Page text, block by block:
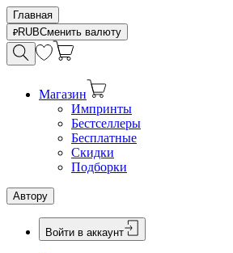
Главная
RUBСменить валюту
Магазин
Импринты
Бестселлеры
Бесплатные
Скидки
Подборки
Автору
Войти в аккаунт